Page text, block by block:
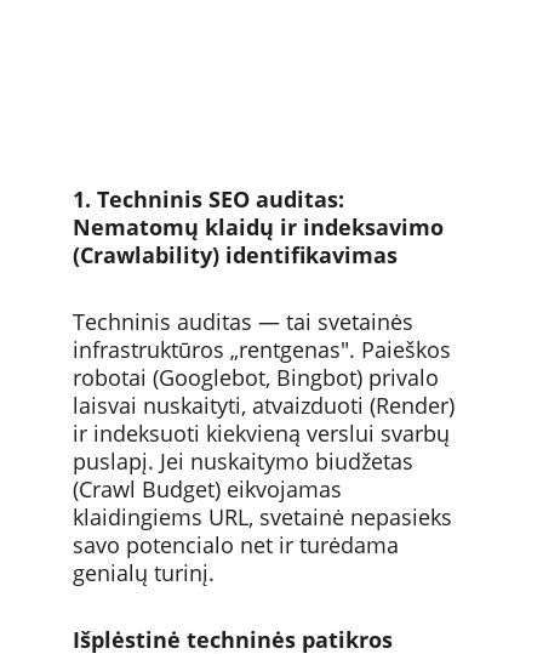
1. Techninis SEO auditas:
Nematomų klaidų ir indeksavimo
(Crawlability) identifikavimas
Techninis auditas — tai svetainės
infrastruktūros „rentgenas". Paieškos
robotai (Googlebot, Bingbot) privalo
laisvai nuskaityti, atvaizduoti (Render)
ir indeksuoti kiekvieną verslui svarbų
puslapį. Jei nuskaitymo biudžetas
(Crawl Budget) eikvojamas
klaidingiems URL, svetainė nepasieks
savo potencialo net ir turėdama
genialų turinį.
Išplėstinė techninės patikros